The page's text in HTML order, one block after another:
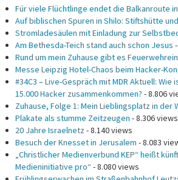
Für viele Flüchtlinge endet die Balkanroute
Auf biblischen Spuren in Shilo: Stiftshütte
Stromladesäulen mit Einladung zur
Am Bethesda-Teich stand auch schon Jesus
Rund um mein Zuhause gibt es
Messe Leipzig Hotel-Chaos beim Hacker-
#34C3 – Live-Gespräch mit MDR Aktuell: Wie
15.000 Hacker zusammenkommen? - 8.806
Zuhause, Folge 1: Mein Lieblingsplatz in der
Plakate als stumme Zeitzeugen - 8.306 views
20 Jahre Israelnetz - 8.140 views
Besuch der Knesset in Jerusalem - 8.083
„Christlicher Medienverbund KEP“ heißt
Medieninitiative pro“- 8.080 views